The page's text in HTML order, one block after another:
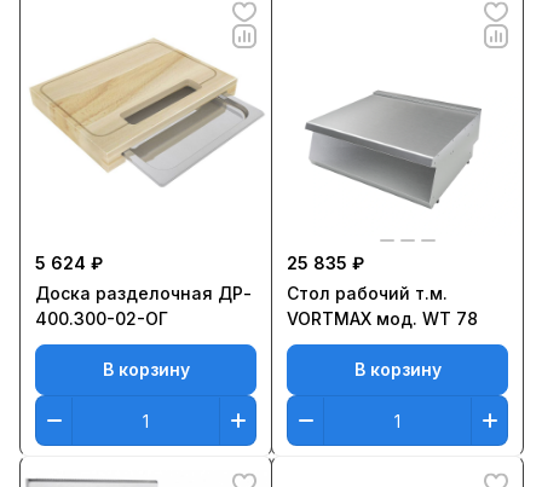
5 624 ₽
Доска разделочная ДР-
400.300-02-ОГ
В корзину
25 835 ₽
Стол рабочий т.м.
VORTMAX мод. WT 78
В корзину